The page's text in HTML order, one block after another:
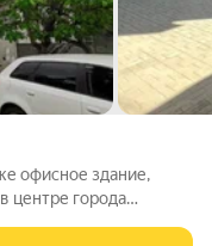
офисное здание,
центре города